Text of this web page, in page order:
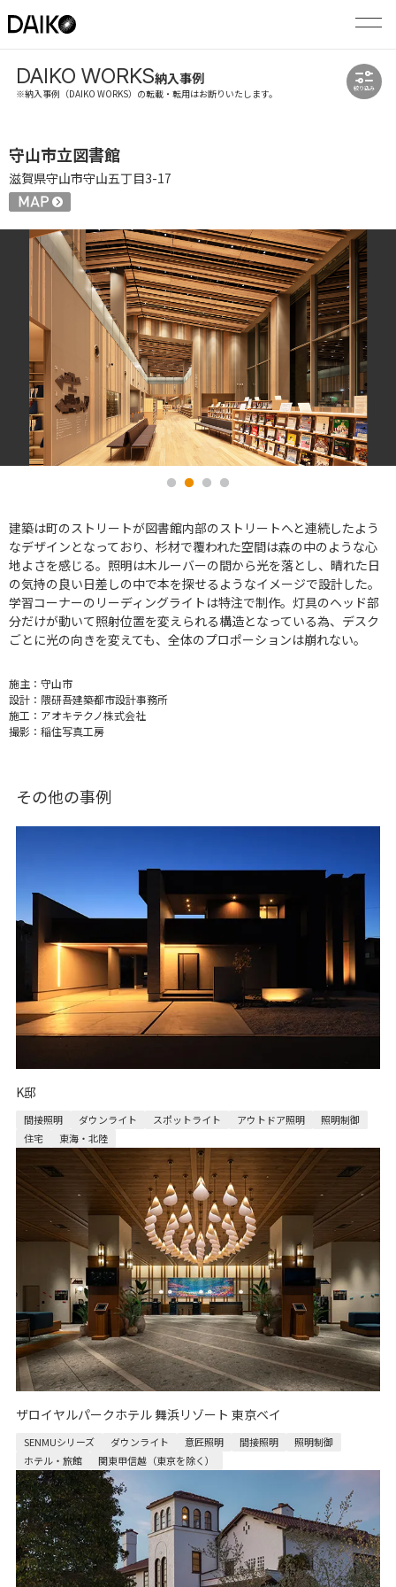
DAIKO WORKS納入事例
※納入事例（DAIKO WORKS）の転載・転用はお断りいたします。 絞り込み
守山市立図書館
滋賀県守山市守山五丁目3-17
建築は町のストリートが図書館内部のストリートへと連続したよう
なデザインとなっており、杉材で覆われた空間は森の中のような心
地よさを感じる。照明は木ルーバーの間から光を落とし、晴れた日
の気持の良い日差しの中で本を探せるようなイメージで設計した。
学習コーナーのリーディングライトは特注で制作。灯具のヘッド部
分だけが動いて照射位置を変えられる構造となっている為、デスク
ごとに光の向きを変えても、全体のプロポーションは崩れない。
施主： 守山市
設計： 隈研吾建築都市設計事務所
施工： アオキテクノ株式会社
撮影： 稲住写真工房
その他の事例
K邸
間接照明 ダウンライト スポットライト アウトドア照明
照明制御
住宅
東海・北陸
ザロイヤルパークホテル 舞浜リゾート 東京ベイ
SENMUシリーズ ダウンライト 意匠照明 間接照明
照明制御
ホテル・旅館
関東甲信越（東京を除く）